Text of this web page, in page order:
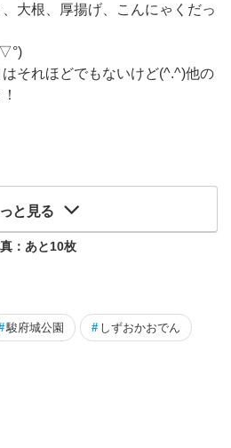
大根、厚揚げ、こんにゃくだっ
それほどでもないけど(^.^)他の
と見る
：あと10枚
駿府城公園 # しずおかおでん